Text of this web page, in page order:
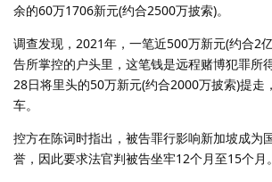
余的60万1706新元(约合2500万披索)。
调查发现，2021年，一笔近500万新元(约合2
告所掌控的户头里，这笔钱是远程赌博犯罪所
28日将里头的50万新元(约合2000万披索)提走
车。
控方在陈词时指出，被告罪行影响新加坡成为
誉，因此要求法官判被告坐牢12个月至15个月。